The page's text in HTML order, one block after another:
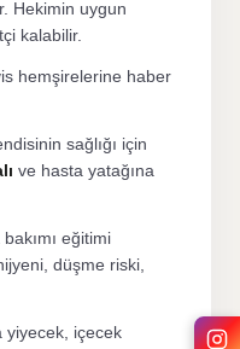
Hekimin uygun
kalabilir.
hemşirelerine haber
sağlığı için
ve hasta yatağına
eğitimi
düşme riski,
yiyecek, içecek